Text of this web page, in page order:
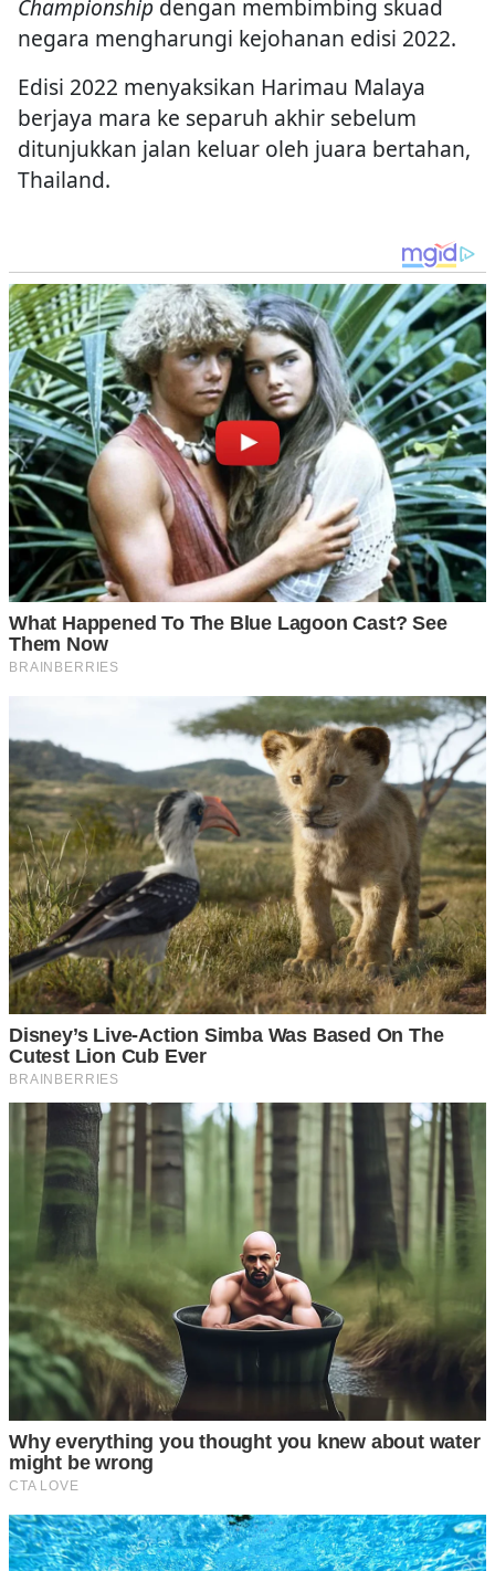
Championship dengan membimbing skuad
negara mengharungi kejohanan edisi 2022.
Edisi 2022 menyaksikan Harimau Malaya
berjaya mara ke separuh akhir sebelum
ditunjukkan jalan keluar oleh juara bertahan,
Thailand.